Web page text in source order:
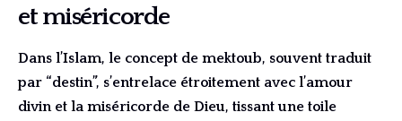
et miséricorde
Dans l’Islam, le concept de mektoub, souvent traduit
par “destin”, s’entrelace étroitement avec l’amour
divin et la miséricorde de Dieu, tissant une toile